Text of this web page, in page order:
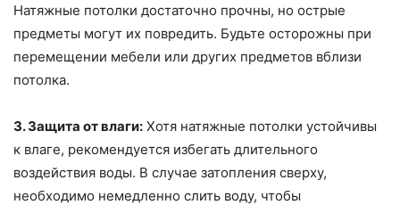
Натяжные потолки достаточно прочны, но острые
предметы могут их повредить. Будьте осторожны при
перемещении мебели или других предметов вблизи
потолка.
3. Защита от влаги: Хотя натяжные потолки устойчивы
к влаге, рекомендуется избегать длительного
воздействия воды. В случае затопления сверху,
необходимо немедленно слить воду, чтобы